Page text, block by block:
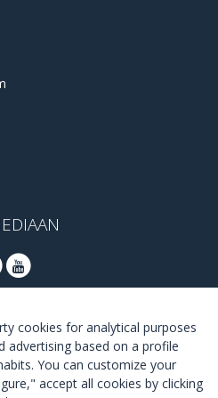
TARJOUKSET
LIITY
cookies for analytical purposes
advertising based on a profile
You can customize your
accept all cookies by clicking